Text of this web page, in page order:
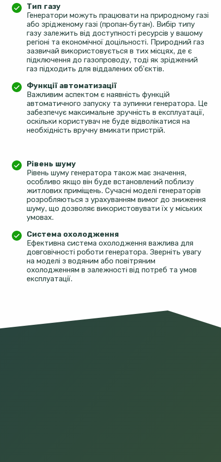
Тип газу
Генератори можуть працювати на природному газі
або зрідженому газі (пропан-бутан). Вибір типу
газу залежить від доступності ресурсів у вашому
регіоні та економічної доцільності. Природний газ
зазвичай використовується в тих місцях, де є
підключення до газопроводу, тоді як зріджений
газ підходить для віддалених об'єктів.
Функції автоматизації
Важливим аспектом є наявність функцій
автоматичного запуску та зупинки генератора. Це
забезпечує максимальне зручність в експлуатації,
оскільки користувач не буде відволікатися на
необхідність вручну вмикати пристрій.
Рівень шуму
Рівень шуму генератора також має значення,
особливо якщо він буде встановлений поблизу
житлових приміщень. Сучасні моделі генераторів
розробляються з урахуванням вимог до зниження
шуму, що дозволяє використовувати їх у міських
умовах.
Система охолодження
Ефективна система охолодження важлива для
довговічності роботи генератора. Зверніть увагу
на моделі з водяним або повітряним
охолодженням в залежності від потреб та умов
експлуатації.